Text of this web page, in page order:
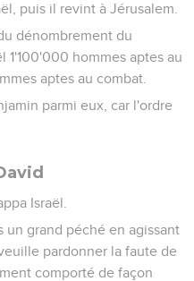
puis il revint à Jérusalem.
dénombrement du
1'100'000 hommes aptes au
aptes au combat.
parmi eux, car l'ordre
Israël.
un grand péché en agissant
pardonner la faute de
comporté de façon